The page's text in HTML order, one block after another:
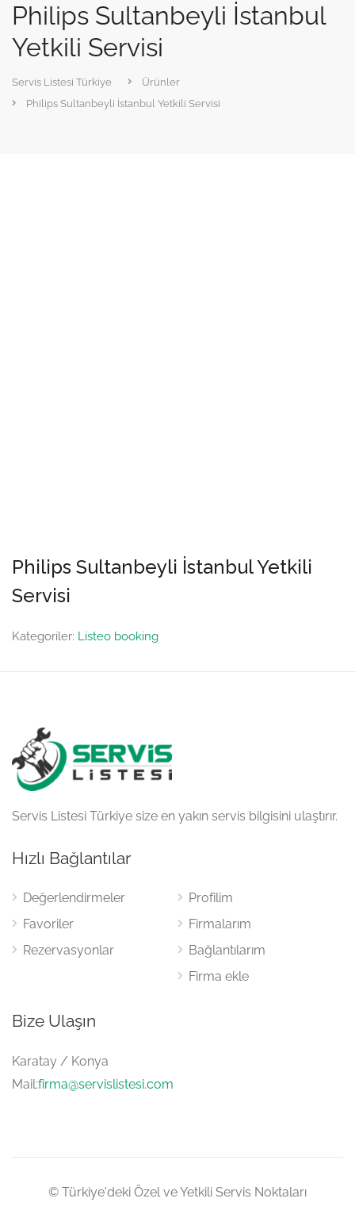
Philips Sultanbeyli İstanbul
Yetkili Servisi
Servis Listesi Türkiye
Ürünler
Philips Sultanbeyli İstanbul Yetkili Servisi
Philips Sultanbeyli İstanbul Yetkili
Servisi
Kategoriler: Listeo booking
Servis Listesi Türkiye size en yakın servis bilgisini ulaştırır.
Hızlı Bağlantılar
Değerlendirmeler
Favoriler
Rezervasyonlar
Profilim
Firmalarım
Bağlantılarım
Firma ekle
Bize Ulaşın
Karatay / Konya
Mail:firma@servislistesi.com
© Türkiye'deki Özel ve Yetkili Servis Noktaları